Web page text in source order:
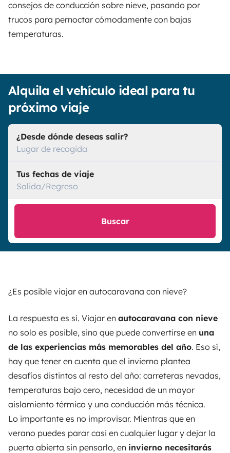
consejos de conducción sobre nieve, pasando por
trucos para pernoctar cómodamente con bajas
temperaturas.
Alquila el vehículo ideal para tu
próximo viaje
¿Desde dónde deseas salir?
Lugar de recogida
Tus fechas de viaje
Salida/Regreso
Buscar
¿Es posible viajar en autocaravana con nieve?
La respuesta es sí. Viajar en autocaravana con nieve
no solo es posible, sino que puede convertirse en una
de las experiencias más memorables del año. Eso sí,
hay que tener en cuenta que el invierno plantea
desafíos distintos al resto del año: carreteras nevadas,
temperaturas bajo cero, necesidad de un mayor
aislamiento térmico y una conducción más técnica.
Lo importante es no improvisar. Mientras que en
verano puedes parar casi en cualquier lugar y dejar la
puerta abierta sin pensarlo, en invierno necesitarás